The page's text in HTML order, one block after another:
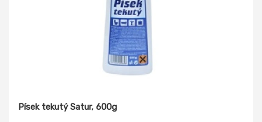
Písek tekutý Satur, 600g